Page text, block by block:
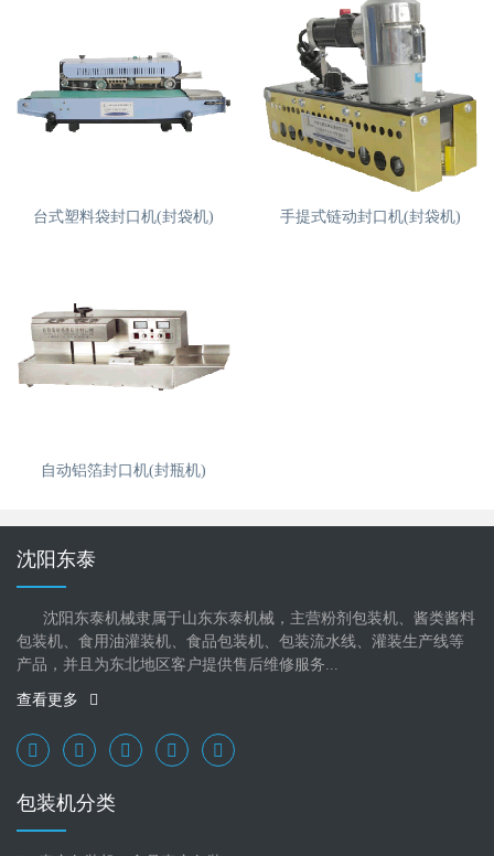
手提式链动封口机(封袋机)
沈阳东泰机械隶属于山东东泰机械，主营粉剂包装机、酱类酱料
查看更多
包装机分类
真空包装机 - 食品真空包装